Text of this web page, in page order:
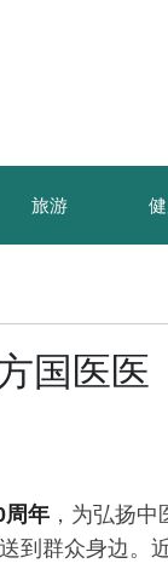
旅游
国医医
周年 ，为弘扬中
到群众身边。